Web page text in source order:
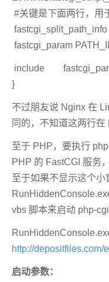
#关键是下面两行，用
fastcgi_split_path_info
fastcgi_param
include
}
不过朋友说 Nginx 在
同的，不知道这两行在
至于 PHP，要执行
PHP 的 FastCGI 服务
至于如果不显示这个
vbs 脚本来启动 php-
http://depositfiles.com/
启动参数：